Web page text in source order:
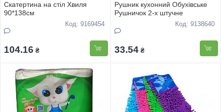
Скатертина на стіл Хвиля
90*138см
Код: 9169454
104.16 ₴
Рушник кухонний Обухівське
Рушничок 2-х штучне
Код: 9138640
33.54 ₴